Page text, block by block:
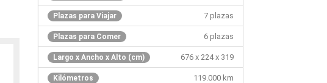
Plazas para Viajar 7 plazas
Plazas para Comer 6 plazas
Largo x Ancho x Alto (cm) 676 x 224 x 319
Kilómetros 119.000 km